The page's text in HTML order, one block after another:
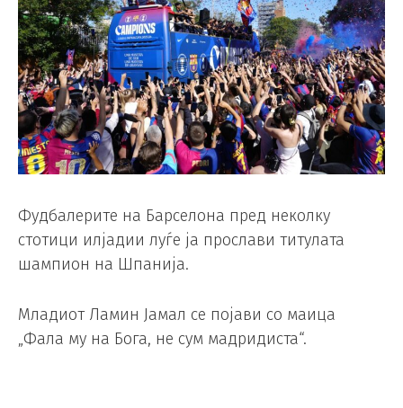
Фудбалерите на Барселона пред неколку
стотици илјадии луѓе ја прослави титулата
шампион на Шпанија.
Младиот Ламин Јамал ​​се појави со маица
„Фала му на Бога, не сум мадридиста“.